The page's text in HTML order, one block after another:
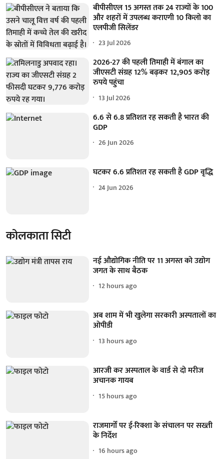
बीपीसीएल 15 अगस्त तक 24 राज्यों के 100
और शहरों में उपलब्ध कराएगी 10 किलो का
एलपीजी सिलेंडर
23 Jul 2026
2026-27 की पहली तिमाही में बंगाल का
जीएसटी संग्रह 12% बढ़कर 12,905 करोड़
रुपये पहुंचा
13 Jul 2026
6.6 से 6.8 प्रतिशत रह सकती है भारत की
GDP
26 Jun 2026
घटकर 6.6 प्रतिशत रह सकती है GDP वृद्धि
24 Jun 2026
कोलकाता सिटी
नई औद्योगिक नीति पर 11 अगस्त को उद्योग
जगत के साथ बैठक
12 hours ago
अब शाम में भी खुलेगा सरकारी अस्पतालों का
ओपीडी
13 hours ago
आरजी कर अस्पताल के वार्ड से दो मरीज
अचानक गायब
15 hours ago
राजमार्गों पर ई-रिक्शा के संचालन पर सख्ती
के निर्देश
16 hours ago